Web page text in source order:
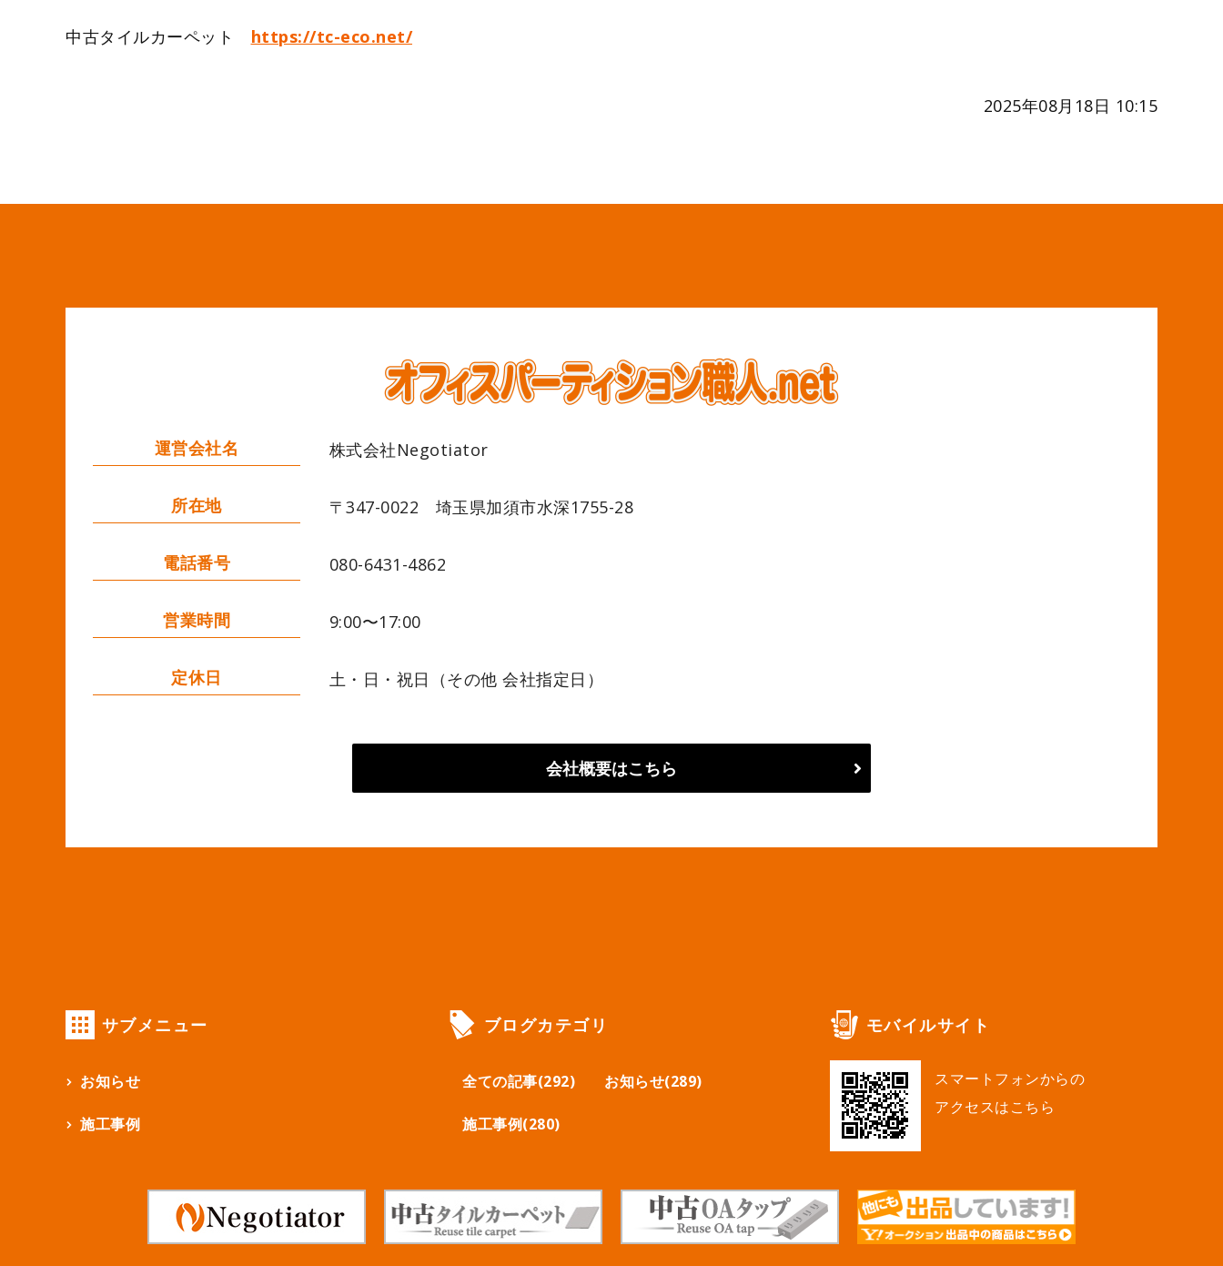
中古タイルカーペット https://tc-eco.net/
2025年08月18日 10:15
運営会社名 株式会社Negotiator
所在地 〒347-0022 埼玉県加須市水深1755-28
電話番号 080-6431-4862
営業時間 9:00〜17:00
定休日 土・日・祝日（その他 会社指定日）
会社概要はこちら
サブメニュー
お知らせ
施工事例
ブログカテゴリ
全ての記事(292) お知らせ(289)
施工事例(280)
モバイルサイト
スマートフォンからの
アクセスはこちら